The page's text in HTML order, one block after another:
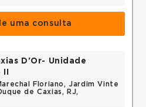
uma consulta
D'Or- Unidade
Floriano, Jardim Vinte
de Caxias, RJ,